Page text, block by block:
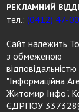
РЕКЛАМНИЙ
тел.:(0412) 47-
Сайт належить
з обмеженою
відповідальністю
"Інформаційна
Житомир Інфо".
ЄДРПОУ